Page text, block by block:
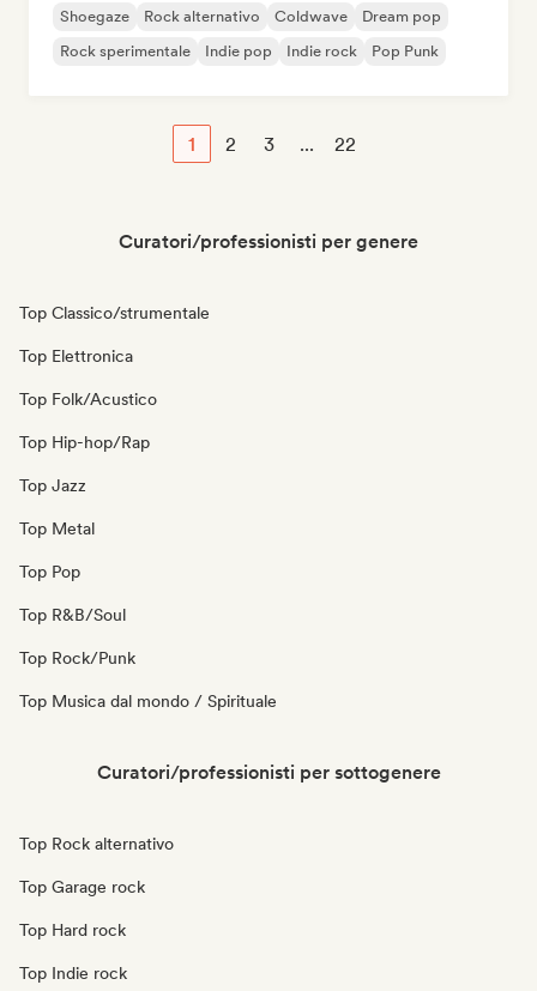
Shoegaze Rock alternativo Coldwave
Dream pop
Rock sperimentale
Indie pop Indie rock Pop Punk
1 2 3 ... 22
Curatori/professionisti per genere
Top Classico/strumentale
Top Elettronica
Top Folk/Acustico
Top Hip-hop/Rap
Top Jazz
Top Metal
Top Pop
Top R&B/Soul
Top Rock/Punk
Top Musica dal mondo / Spirituale
Curatori/professionisti per sottogenere
Top Rock alternativo
Top Garage rock
Top Hard rock
Top Indie rock